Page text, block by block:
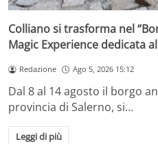
Colliano si trasforma nel
Magic Experience dedicata
Redazione Ago 5, 2026 15:12
Dal 8 al 14 agosto il borgo
provincia di Salerno, si…
Leggi di più